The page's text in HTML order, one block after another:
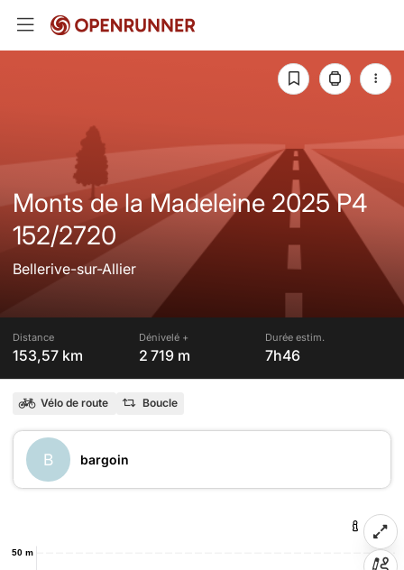
Monts de la Madeleine 2025 P4
152/2720
Bellerive-sur-Allier
Distance
153,57 km
Dénivelé +
2 719 m
Durée estim.
7h46
Vélo de route Boucle
B bargoin
50 m